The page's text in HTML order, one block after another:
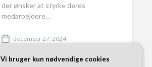
der ønsker at styrke deres
medarbejdere…
P
s
december 27, 2024
Vi bruger kun nødvendige cookies